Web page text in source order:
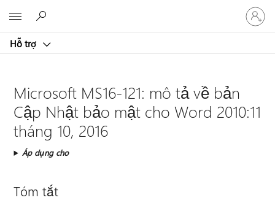
Hỗ trợ
Đăng
nhập
tài
Microsoft MS16-121: mô tả về bản
Cập Nhật bảo mật cho Word 2010:11
tháng 10, 2016
Áp dụng cho
Tóm tắt